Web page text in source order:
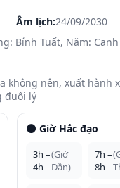
Âm lịch:24/09/2030
Bính Tuất, Năm:
không nên, xuất hành
đuối lý
🌑 Giờ Hắc đạo
3h –
4h
(Giờ
Dần)
7h –
8h